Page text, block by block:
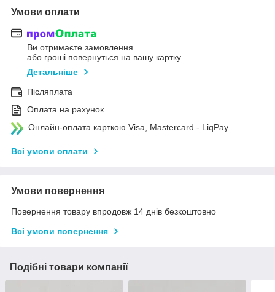
Умови оплати
Ви отримаєте замовлення
або гроші повернуться на вашу картку
Детальніше
Післяплата
Оплата на рахунок
Онлайн-оплата карткою Visa, Mastercard - LiqPay
Всі умови оплати
Умови повернення
Повернення товару впродовж 14 днів безкоштовно
Всі умови повернення
Подібні товари компанії